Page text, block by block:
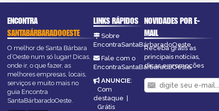
ENCONTRA
SANTABÁRBARADOOESTE
O melhor de Santa Bárbara
d’Oeste num só lugar! Dicas,
onde ir, o que fazer, as
melhores empresas, locais,
serviços e muito mais no
guia Encontra
SantaBárbaradoOeste.
LINKS RÁPIDOS
Sobre
EncontraSantaBárbaradoOeste
Fale com o
EncontraSantaBárbaradoOeste
ANUNCIE:
Com
destaque |
Grátis
NOVIDADES POR E-
MAIL
Receba grátis as
principais notícias,
dicas e promoções